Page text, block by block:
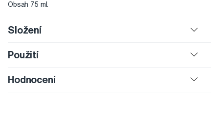
Obsah 75 ml.
Složení
Použití
Hodnocení